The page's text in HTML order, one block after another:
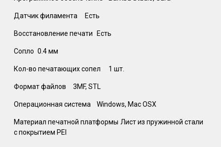
Датчик филамента Есть
Восстановление печати Есть
Сопло 0.4 мм
Кол-во печатающих сопел 1 шт.
Формат файлов 3MF, STL
Операционная система Windows, Mac OSX
Материал печатной платформы Лист из пружинной стали
с покрытием PEI